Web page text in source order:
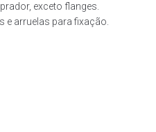
exceto flanges.
arruelas para fixação.